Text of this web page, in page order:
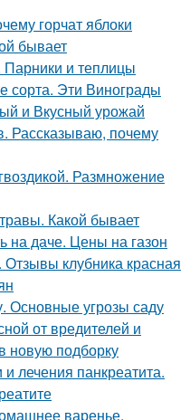
горчат яблоки
бывает
и теплицы
сорта. Эти Винограды
и Вкусный урожай
Рассказываю, почему
Размножение
Какой бывает
на даче. Цены на газон
клубника красная
Основные угрозы саду
от вредителей и
новую подборку
лечения панкреатита.
варенье.